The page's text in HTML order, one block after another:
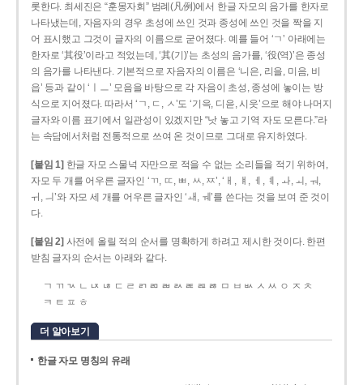
롯한다. 최세진은 “훈몽자회” 범례(凡例)에서 한글 자모의 음가를 한자로
나타냈는데, 자음자의 경우 초성에 쓰인 것과 종성에 쓰인 것을 짝을 지
어 표시했고 그것이 글자의 이름으로 굳어졌다. 예를 들어 ‘ㄱ’ 아래에는
한자로 ‘其役’이라고 적었는데, ‘其(기)’는 초성의 음가를, ‘役(역)’은 종성
의 음가를 나타낸다. 기본적으로 자음자의 이름은 ‘니은, 리을, 미음, 비
읍’ 등과 같이 ‘ㅣㅡ’ 모음을 바탕으로 각 자음이 초성, 종성에 놓이는 방
식으로 지어졌다. 따라서 ‘ㄱ, ㄷ, ㅅ’도 ‘기윽, 디읃, 시읏’으로 해야 나머지
글자와 이름 표기에서 일관성이 있겠지만 “낫 놓고 기역 자도 모른다.”라
는 속담에서처럼 전통적으로 쓰여 온 것이므로 그대로 유지하였다.
[붙임 1] 한글 자모 스물넉 자만으로 적을 수 없는 소리들을 적기 위하여,
자모 두 개를 어우른 글자인 ‘ㄲ, ㄸ, ㅃ, ㅆ, ㅉ’, ‘ㅐ, ㅒ, ㅔ, ㅖ, ㅘ, ㅚ, ㅝ,
ㅟ, ㅢ’와 자모 세 개를 어우른 글자인 ‘ㅙ, ㅞ’를 쓴다는 것을 보여 준 것이
다.
[붙임 2] 사전에 올릴 적의 순서를 명확하게 하려고 제시한 것이다. 한편
받침 글자의 순서는 아래와 같다.
ㄱ ㄲ ㄳ ㄴ ㄵ ㄶ ㄷ ㄹ ㄺ ㄻ ㄼ ㄽ ㄾ ㄿ ㅀ ㅁ ㅂ ㅄ ㅅ ㅆ ㅇ ㅈ ㅊ
ㅋ ㅌ ㅍ ㅎ
더 알아보기
한글 자모 명칭의 유래